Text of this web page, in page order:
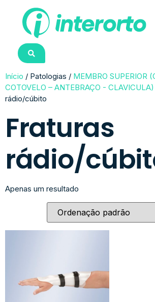
Início / Patologias / MEMBRO SUPERIOR
COTOVELO – ANTEBRAÇO - CLAVICULA)
rádio/cúbito
Fraturas
rádio/
Apenas um resultado